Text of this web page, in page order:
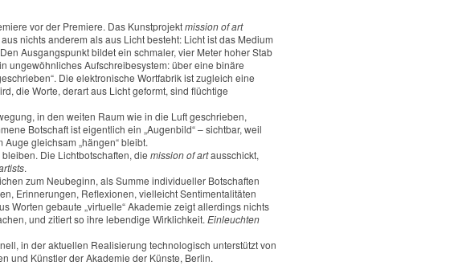
vor der Premiere. Das Kunstprojektmission of art
nichts anderem als aus Licht besteht: Licht ist das Medium
Ausgangspunkt bildet ein schmaler, vier Meter hoher Stab
ungewöhnliches Aufschreibesystem: über eine binäre
Die elektronische Wortfabrik ist zugleich eine
die Worte, derart aus Licht geformt, sind flüchtige
in den weiten Raum wie in die Luft geschrieben,
Botschaft ist eigentlich ein „Augenbild“ – sichtbar, weil
gleichsam „hängen“ bleibt.
Die Lichtbotschaften, die mission of artausschickt,
.
zum Neubeginn, als Summe individueller Botschaften
Erinnerungen, Reflexionen, vielleicht Sentimentalitäten
Worten gebaute „virtuelle“ Akademie zeigt allerdings nichts
und zitiert so ihre lebendige Wirklichkeit. Einleuchten
in der aktuellen Realisierung technologisch unterstützt von
und Künstler der Akademie der Künste, Berlin.